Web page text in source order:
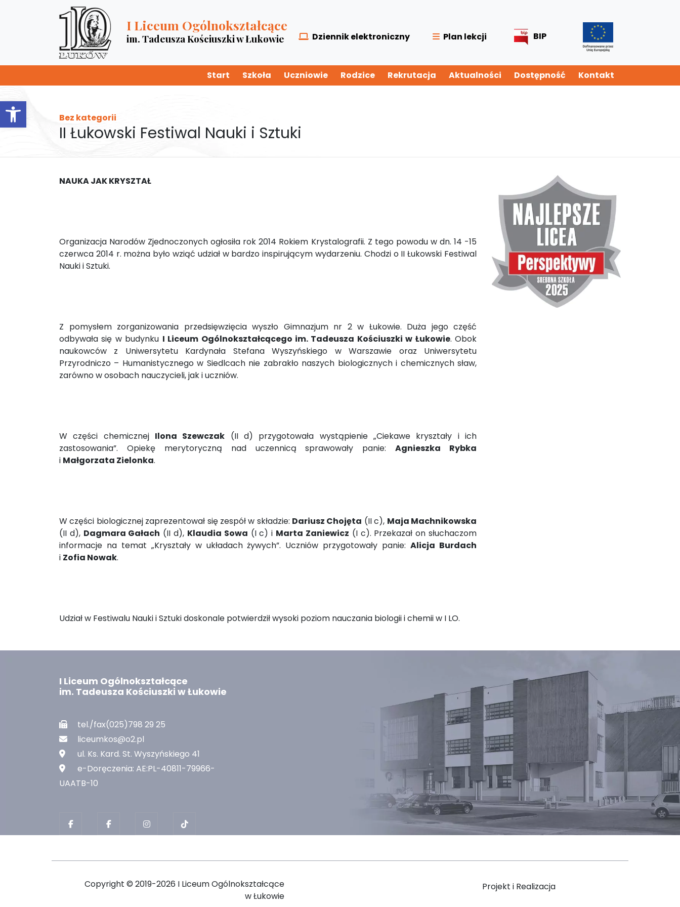
Otwórz pasek narzędzi
I Liceum Ogólnokształcące
im. Tadeusza Kościuszki w Łukowie Dziennik elektroniczny Plan lekcji BIP
Start Szkoła Uczniowie Rodzice Rekrutacja Aktualności Dostępność Kontakt
Bez kategorii
II Łukowski Festiwal Nauki i Sztuki
NAUKA JAK KRYSZTAŁ
Organizacja Narodów Zjednoczonych ogłosiła rok 2014 Rokiem Krystalografii. Z tego powodu w dn. 14 -15
czerwca 2014 r. można było wziąć udział w bardzo inspirującym wydarzeniu. Chodzi o II Łukowski Festiwal
Nauki i Sztuki.
Z pomysłem zorganizowania przedsięwzięcia wyszło Gimnazjum nr 2 w Łukowie. Duża jego część
odbywała się w budynku I Liceum Ogólnokształcącego im. Tadeusza Kościuszki w Łukowie. Obok
naukowców z Uniwersytetu Kardynała Stefana Wyszyńskiego w Warszawie oraz Uniwersytetu
Przyrodniczo – Humanistycznego w Siedlcach nie zabrakło naszych biologicznych i chemicznych sław,
zarówno w osobach nauczycieli, jak i uczniów.
W części chemicznej Ilona Szewczak (II d) przygotowała wystąpienie „Ciekawe kryształy i ich
zastosowania”. Opiekę merytoryczną nad uczennicą sprawowały panie:Agnieszka Rybka
i Małgorzata Zielonka.
W części biologicznej zaprezentował się zespół w składzie: Dariusz Chojęta (II c), Maja Machnikowska
(II d), Dagmara Gałach (II d), Klaudia Sowa (I c) i Marta Zaniewicz (I c). Przekazał on słuchaczom
informacje na temat „Kryształy w układach żywych”. Uczniów przygotowały panie:Alicja Burdach
i Zofia Nowak.
Udział w Festiwalu Nauki i Sztuki doskonale potwierdził wysoki poziom nauczania biologii i chemii w I LO.
I Liceum Ogólnokształcące
im. Tadeusza Kościuszki w Łukowie
tel./fax(025)798 29 25
liceumkos@o2.pl
ul. Ks. Kard. St. Wyszyńskiego 41
e-Doręczenia: AE:PL-40811-79966-
UAATB-10
Copyright © 2019-2026 I Liceum Ogólnokształcące
w Łukowie
Projekt i Realizacja